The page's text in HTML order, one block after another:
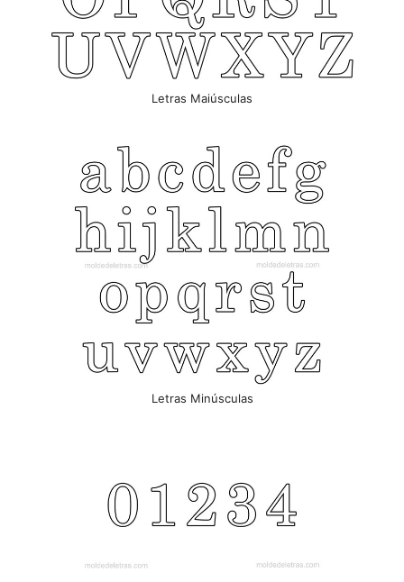
Letras Maiúsculas
Letras Minúsculas